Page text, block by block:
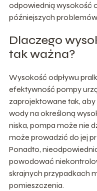
odpowiednią wysokość
późniejszych
Dlaczego
tak ważna?
Wysokość odpływu
efektywność pompy
zaprojektowane tak,
wody na określoną
niska, pompa może nie
może prowadzić do jej
Ponadto,
powodować
skrajnych przypadkach
pomieszczenia.